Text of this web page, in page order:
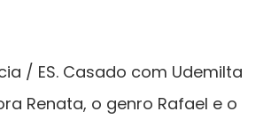
/ ES. Casado com Udemilta
Renata, o genro Rafael e o